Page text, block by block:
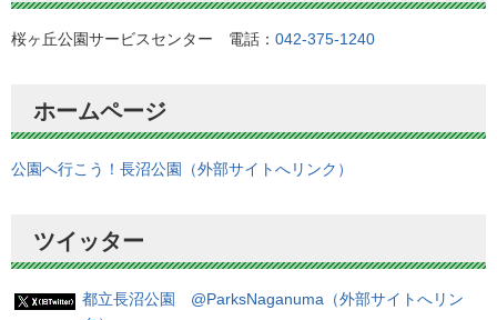
桜ヶ丘公園サービスセンター 電話： 042-375-1240
ホームページ
公園へ行こう！長沼公園（外部サイトへリンク）
ツイッター
都立長沼公園 @ParksNaganuma（外部サイトへリン